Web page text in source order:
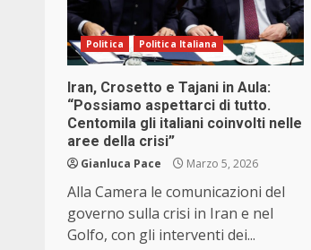
Politica Politica Italiana
Iran, Crosetto e Tajani in Aula:
“Possiamo aspettarci di tutto.
Centomila gli italiani coinvolti nelle
aree della crisi”
Gianluca Pace Marzo 5, 2026
Alla Camera le comunicazioni del
governo sulla crisi in Iran e nel
Golfo, con gli interventi dei...